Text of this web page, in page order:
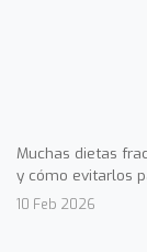
Muchas dietas
y cómo evitarlos
10 Feb 2026